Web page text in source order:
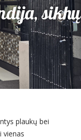
sikhų
plaukų bei
vienas